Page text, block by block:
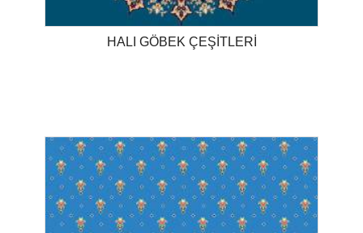
HALI GÖBEK ÇEŞİTLERİ